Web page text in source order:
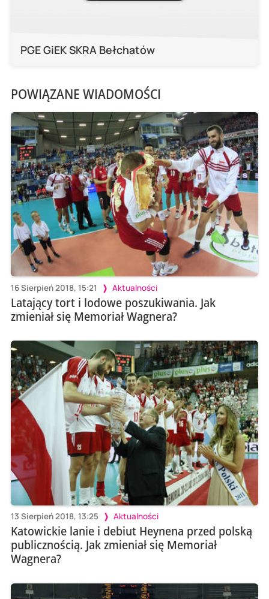
PGE GiEK SKRA Bełchatów
POWIĄZANE WIADOMOŚCI
16 Sierpień 2018, 15:21 Aktualności
Latający tort i lodowe poszukiwania. Jak
zmieniał się Memoriał Wagnera?
13 Sierpień 2018, 13:25 Aktualności
Katowickie lanie i debiut Heynena przed polską
publicznością. Jak zmieniał się Memoriał
Wagnera?